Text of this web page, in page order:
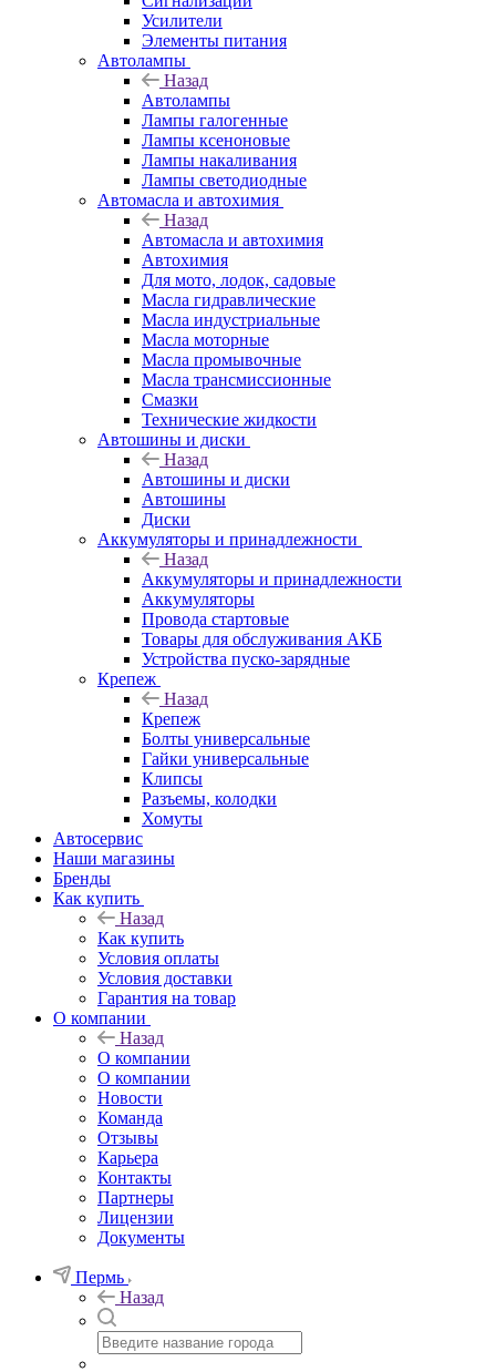
Усилители
Элементы питания
Автолампы
Назад
Автолампы
Лампы галогенные
Лампы ксеноновые
Лампы накаливания
Лампы светодиодные
Автомасла и автохимия
Назад
Автомасла и автохимия
Автохимия
Для мото, лодок, садовые
Масла гидравлические
Масла индустриальные
Масла моторные
Масла промывочные
Масла трансмиссионные
Смазки
Технические жидкости
Автошины и диски
Назад
Автошины и диски
Автошины
Диски
Аккумуляторы и принадлежности
Назад
Аккумуляторы и принадлежности
Аккумуляторы
Провода стартовые
Товары для обслуживания АКБ
Устройства пуско-зарядные
Крепеж
Назад
Крепеж
Болты универсальные
Гайки универсальные
Клипсы
Разъемы, колодки
Хомуты
Автосервис
Наши магазины
Бренды
Как купить
Назад
Как купить
Условия оплаты
Условия доставки
Гарантия на товар
О компании
Назад
О компании
О компании
Новости
Команда
Отзывы
Карьера
Контакты
Партнеры
Лицензии
Документы
Пермь
Назад